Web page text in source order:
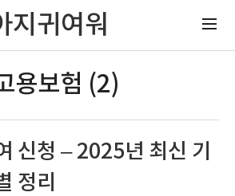
지귀여워
용보험 (2)
신청 – 2025년 최신 기
정리